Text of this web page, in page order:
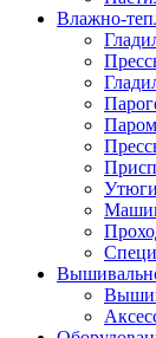
Влажно-
Утюги